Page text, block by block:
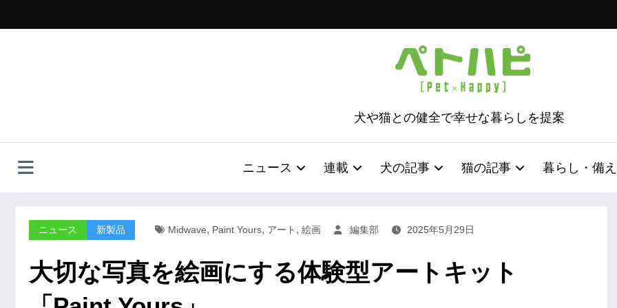
ッ
犬や猫との健全で幸せな暮らしを提案
ニュース 連載 犬の記事 猫の記事 暮らし・備え
ニュース 新製品 Midwave, Paint Yours, アート , 絵画 編集部 2025年5月29日
大切な写真を絵画にする体験型アートキット